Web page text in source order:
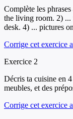
Complète les
the living room. 2) ...
desk. 4) ... pictures
Corrige cet exercice
Exercice 2
Décris ta cuisine en
meubles, et des
Corrige cet exercice